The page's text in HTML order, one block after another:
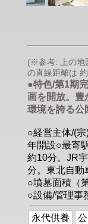
(※参考: 上の地
の直線距離は
●特色/第1期
画を開放。豊
環境を誇る公
○経営主体/(
年開設○最寄
約10分。JR
分。東北自動
○墳墓面積（
○設備/管理事
永代供養